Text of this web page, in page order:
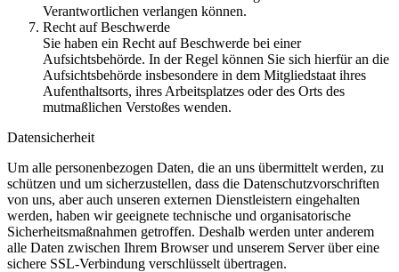
Verantwortlichen verlangen können.
Recht auf Beschwerde
Sie haben ein Recht auf Beschwerde bei einer
Aufsichtsbehörde. In der Regel können Sie sich hierfür an die
Aufsichtsbehörde insbesondere in dem Mitgliedstaat ihres
Aufenthaltsorts, ihres Arbeitsplatzes oder des Orts des
mutmaßlichen Verstoßes wenden.
Datensicherheit
Um alle personenbezogen Daten, die an uns übermittelt werden, zu
schützen und um sicherzustellen, dass die Datenschutzvorschriften
von uns, aber auch unseren externen Dienstleistern eingehalten
werden, haben wir geeignete technische und organisatorische
Sicherheitsmaßnahmen getroffen. Deshalb werden unter anderem
alle Daten zwischen Ihrem Browser und unserem Server über eine
sichere SSL-Verbindung verschlüsselt übertragen.